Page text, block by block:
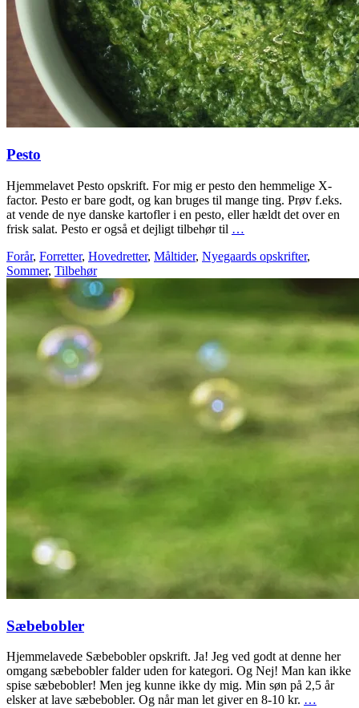
Pesto
Hjemmelavet Pesto opskrift. For mig er pesto den hemmelige X-
factor. Pesto er bare godt, og kan bruges til mange ting. Prøv f.eks.
at vende de nye danske kartofler i en pesto, eller hældt det over en
frisk salat. Pesto er også et dejligt tilbehør til …
Forår, Forretter, Hovedretter, Måltider, Nyegaards opskrifter,
Sommer, Tilbehør
Sæbebobler
Hjemmelavede Sæbebobler opskrift. Ja! Jeg ved godt at denne her
omgang sæbebobler falder uden for kategori. Og Nej! Man kan ikke
spise sæbebobler! Men jeg kunne ikke dy mig. Min søn på 2,5 år
elsker at lave sæbebobler. Og når man let giver en 8-10 kr. …